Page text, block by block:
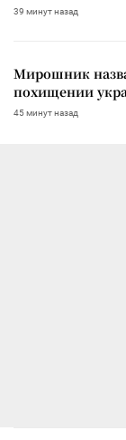
39 минут назад
Мирошник
похищении
45 минут назад